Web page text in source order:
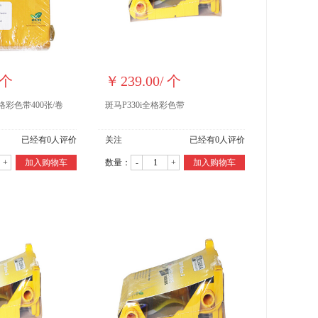
彩色带400张/卷
已经有0人评价
+ 加入购物车
￥ 239.00/个
斑马P330i全格彩色带
关注 已经有0人评价
数量： - + 加入购物车